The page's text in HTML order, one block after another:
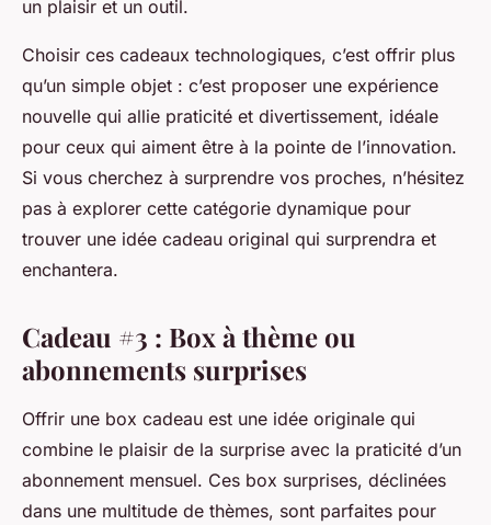
un plaisir et un outil.
Choisir ces cadeaux technologiques, c’est offrir plus
qu’un simple objet : c’est proposer une expérience
nouvelle qui allie praticité et divertissement, idéale
pour ceux qui aiment être à la pointe de l’innovation.
Si vous cherchez à surprendre vos proches, n’hésitez
pas à explorer cette catégorie dynamique pour
trouver une idée cadeau original qui surprendra et
enchantera.
Cadeau #3 : Box à thème ou
abonnements surprises
Offrir une box cadeau est une idée originale qui
combine le plaisir de la surprise avec la praticité d’un
abonnement mensuel. Ces box surprises, déclinées
dans une multitude de thèmes, sont parfaites pour